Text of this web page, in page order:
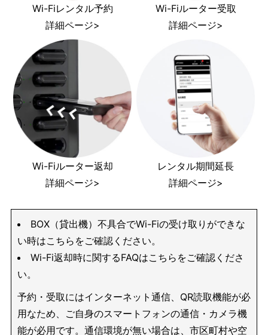
Wi-Fiレンタル予約
詳細ページ>
Wi-Fiルーター受取
詳細ページ>
Wi-Fiルーター返却
詳細ページ>
レンタル期間延長
詳細ページ>
BOX（貸出機）不具合でWi-Fiの受け取りができな
い時はこちらをご確認ください。
Wi-Fi返却時に関するFAQはこちらをご確認くださ
い。
予約・受取にはインターネット通信、QR読取機能が必
用なため、ご自身のスマートフォンの通信・カメラ機
能が必用です。通信環境が無い場合は、市区町村や空